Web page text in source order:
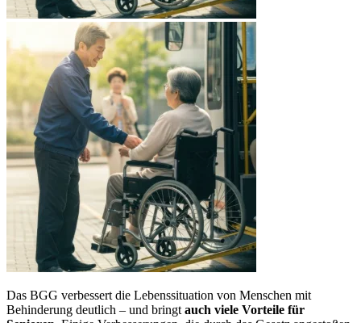
Das BGG verbessert die Lebenssituation von Menschen mit
Behinderung deutlich – und bringt auch viele Vorteile für